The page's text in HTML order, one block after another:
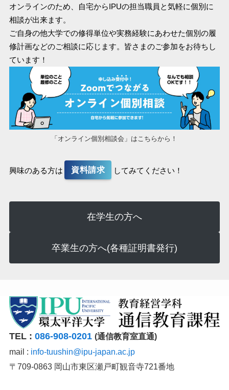
オンラインのため、自宅からIPUの担当職員と気軽に個別に
相談が出来ます。
ご自身の他大学での修得単位や実務経験にあわせた個別の履
修計画などのご相談に応じます。皆さまのご参加をお待ちし
ています！
「オンライン個別相談会」はこちらから！
興味のある方は 資料請求 してみてください！
在学生の方へ
卒業生の方へ(各種証明書発行)
TEL : 086-908-0201 (通信教育室直通)
mail : info-tuushin@ipu-japan.ac.jp
〒709-0863 岡山市東区瀬戸町観音寺721番地